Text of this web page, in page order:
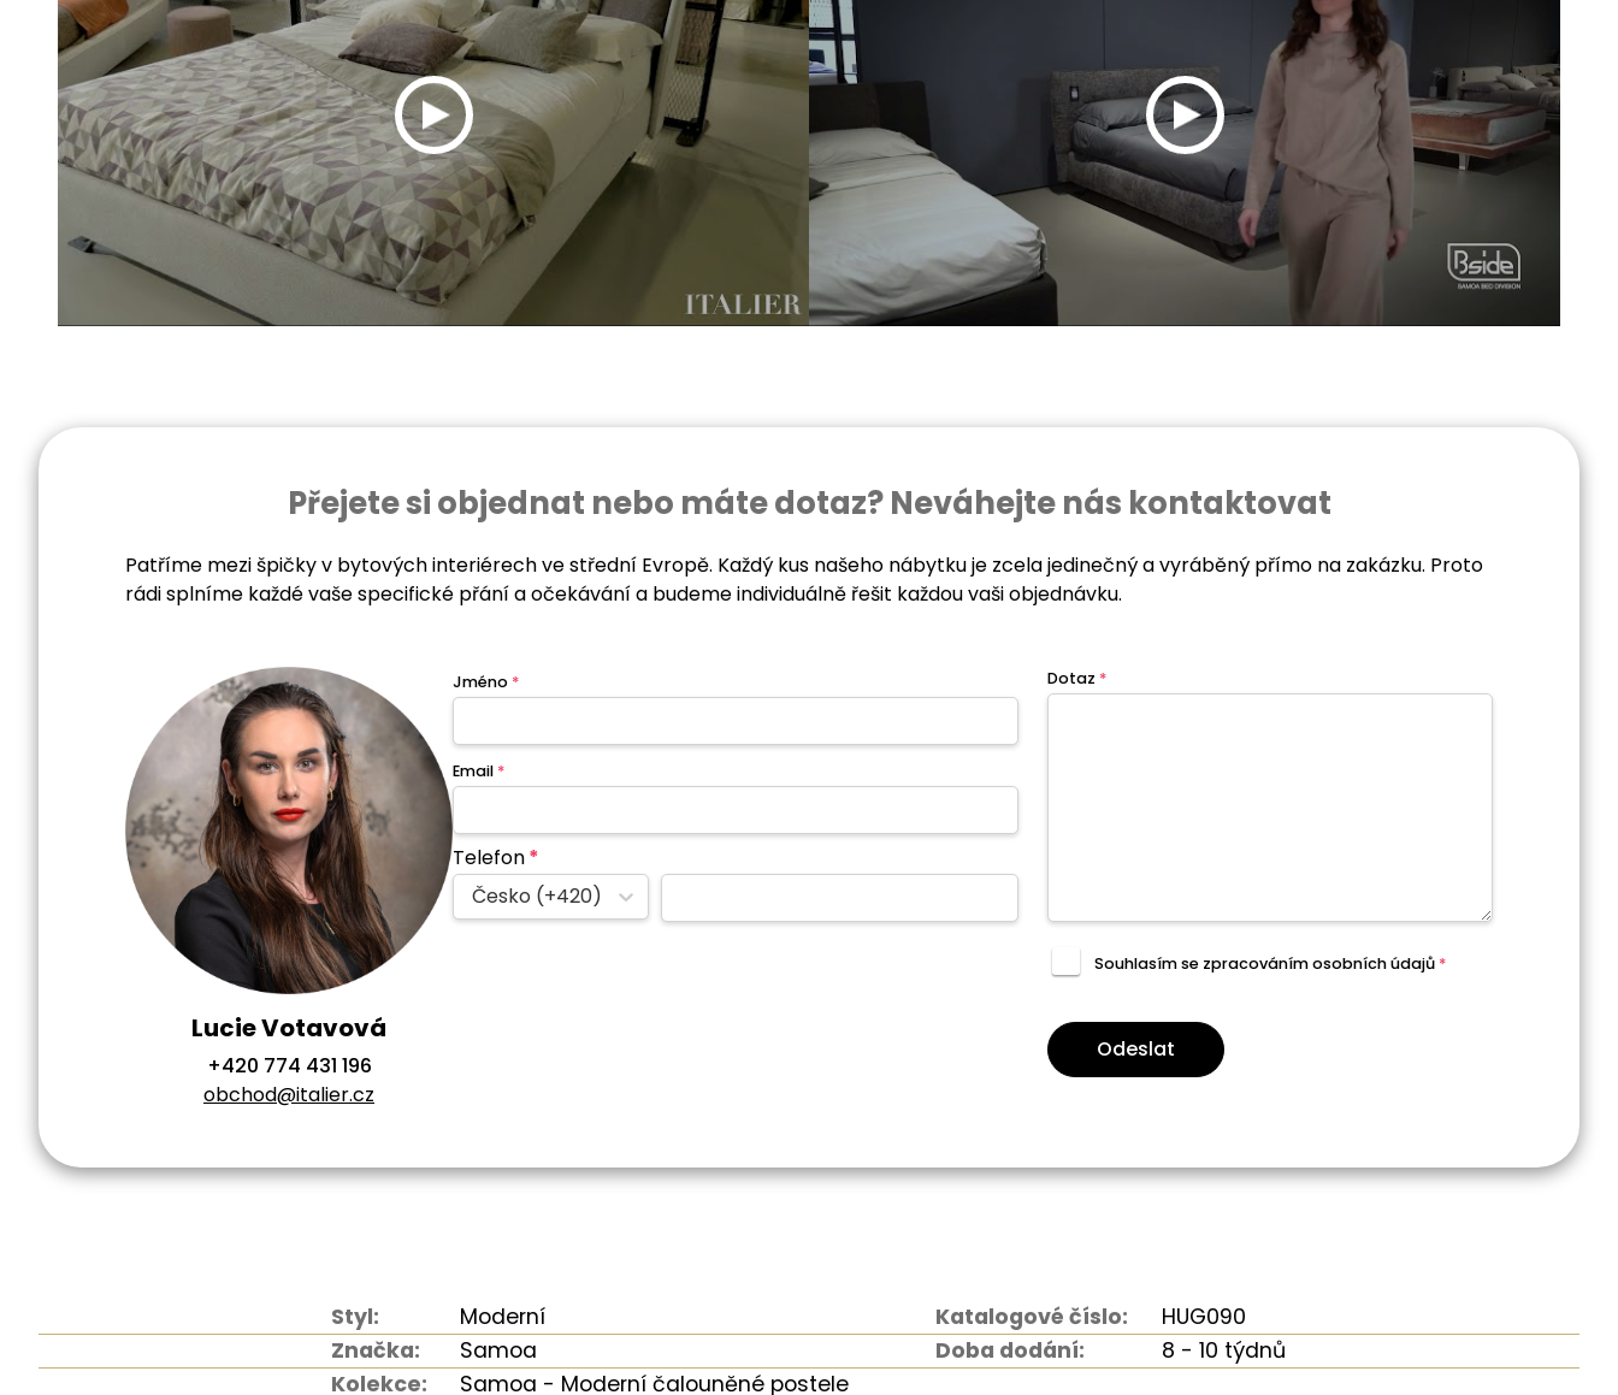
Přejete si objednat nebo máte dotaz? Neváhejte nás kontaktovat
Patříme mezi špičky v bytových interiérech ve střední Evropě. Každý kus našeho nábytku je zcela jedinečný a vyráběný přímo na zakázku. Proto
rádi splníme každé vaše specifické přání a očekávání a budeme individuálně řešit každou vaši objednávku.
Lucie Votavová
+420 774 431 196
obchod@italier.cz
Jméno *
Email *
Telefon*
Česko (+420)
Dotaz *
Souhlasím se zpracovánímosobních údajů *
Odeslat
Styl: Moderní Katalogové číslo:
HUG090
Značka:
Samoa Doba dodání:
8 - 10 týdnů
Kolekce:
Samoa - Moderní čalouněné postele